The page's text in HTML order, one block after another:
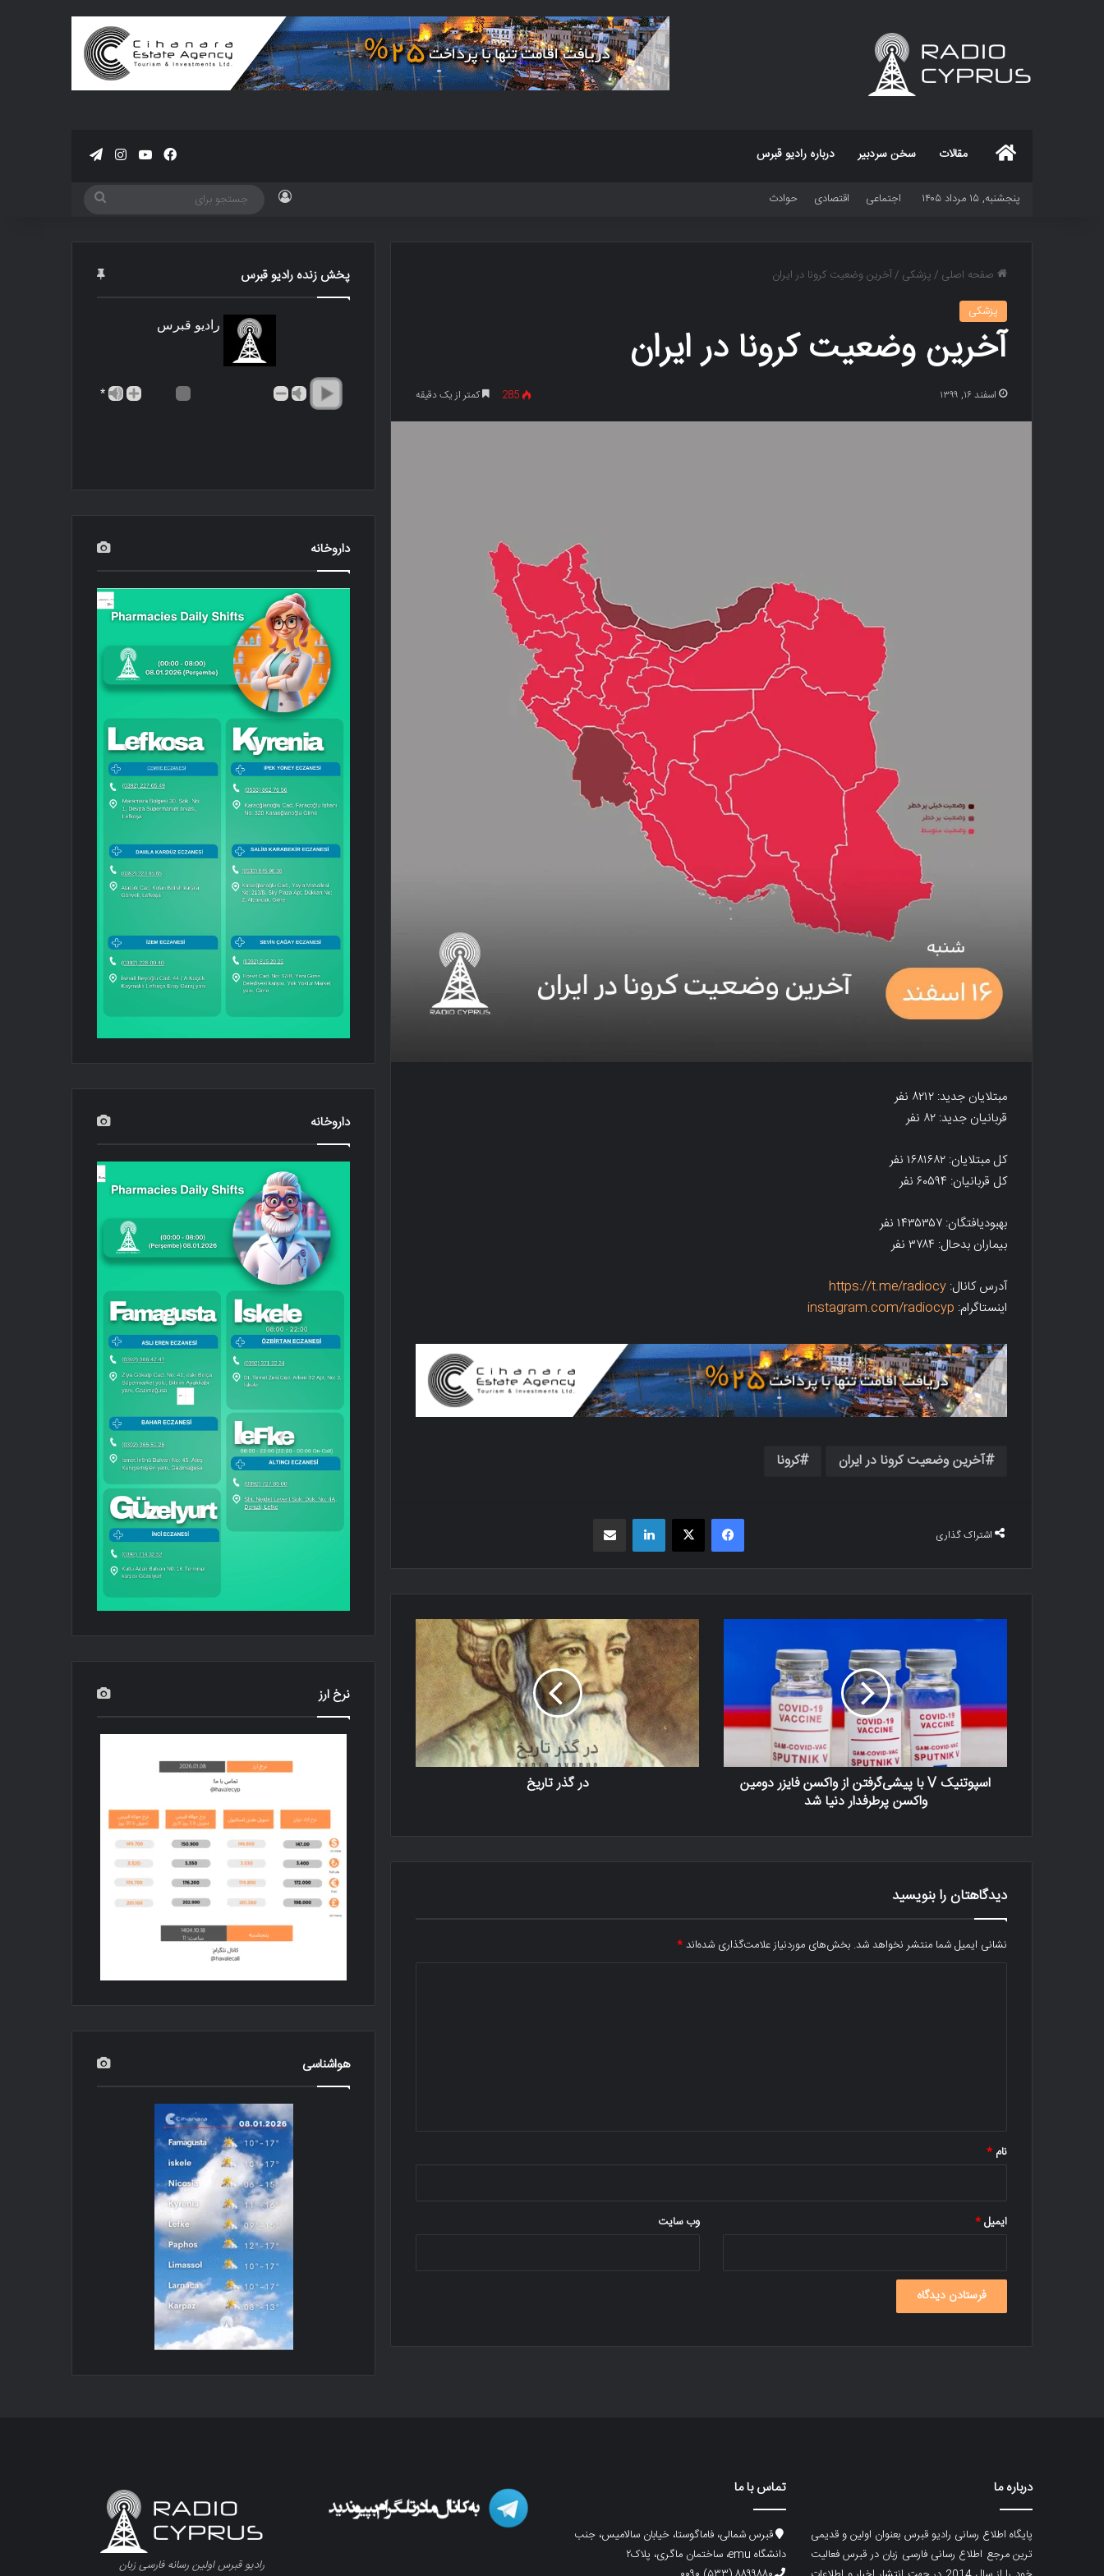
خانه مقالات سخن سردبیر درباره رادیو قبرس فیسبوکیوتیوباینستاگرام
تلگرام
پنجشنبه, ۱۵ مرداد ۱۴۰۵ اجتماعی اقتصادی حوادث ورود
جستجو
صفحه اصلی /پزشکی /آخرین وضعیت کرونا در ایران
پزشکی
آخرین وضعیت کرونا در ایران
اسفند ۱۶, ۱۳۹۹ 285 کمتر از یک دقیقه
مبتلایان جدید: ۸۲۱۲ نفر
قربانیان جدید: ۸۲ نفر
کل مبتلایان: ۱۶۸۱۶۸۲ نفر
کل قربانیان: ۶۰۵۹۴ نفر
بهبودیافتگان: ۱۴۳۵۳۵۷ نفر
بیماران بدحال: ۳۷۸۴ نفر
آدرس کانال: https://t.me/radiocy
اینستاگرام: instagram.com/radiocyp
آخرین وضعیت کرونا در ایران کرونا
اشتراک گذاری
فیسبوک X لینکدین
اسپوتنیک V با پیشی‌گرفتن از واکسن فایزر دومین
واکسن پرطرفدار دنیا شد
در گذر تاریخ
دیدگاهتان را بنویسید
نشانی ایمیل شما منتشر نخواهد شد. بخش‌های موردنیاز علامت‌گذاری شده‌اند*
نام *
ایمیل* وب‌ سایت
پخش زنده رادیو قبرس
رادیو قبرس
*
داروخانه
داروخانه
نرخ ارز
هواشناسی
درباره ما
پایگاه اطلاع رسانی رادیو قبرس بعنوان اولین و قدیمی
ترین مرجع اطلاع رسانی فارسی زبان در قبرس فعالیت
تماس با ما
قبرس شمالی، فاماگوستا، خیابان سالامیس، جنب
دانشگاه emu، ساختمان ماگری، پلاک۲
رادیو قبرس اولین رسانه فارسی زبان